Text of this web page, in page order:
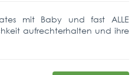
mit Baby und fast ALLE
aufrechterhalten und ihre